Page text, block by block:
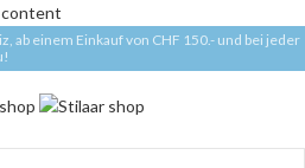
content
ab einem Einkauf von CHF 150.- und bei jeder